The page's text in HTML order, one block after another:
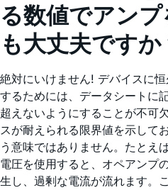
る数値でアン
も大丈夫ですか
絶対にいけません! デバイスに
するためには、データシートに
超えないようにすることが不可
スが耐えられる限界値を示して
う意味ではありません。たとえ
電圧を使用すると、オペアンプ
生し、過剰な電流が流れます。